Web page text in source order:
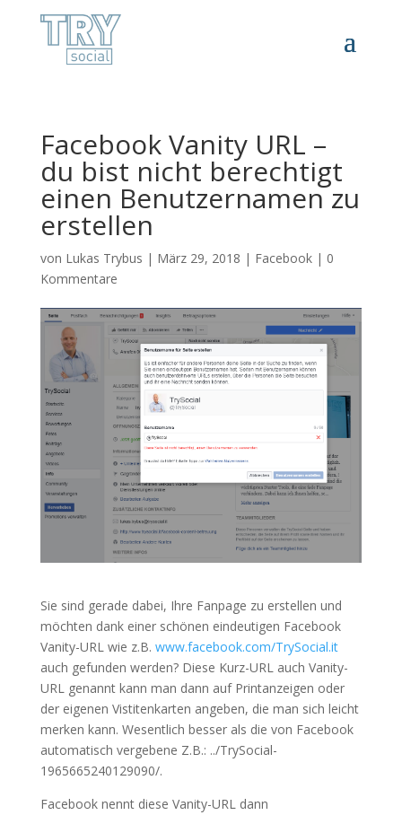
Facebook Vanity URL –
du bist nicht berechtigt
einen Benutzernamen zu
erstellen
von Lukas Trybus | März 29, 2018 | Facebook| 0
Kommentare
Sie sind gerade dabei, Ihre Fanpage zu erstellen und
möchten dank einer schönen eindeutigen Facebook
Vanity-URL wie z.B. www.facebook.com/TrySocial.it
auch gefunden werden? Diese Kurz-URL auch Vanity-
URL genannt kann man dann auf Printanzeigen oder
der eigenen Vistitenkarten angeben, die man sich leicht
merken kann. Wesentlich besser als die von Facebook
automatisch vergebene Z.B.: ../TrySocial-
1965665240129090/.
Facebook nennt diese Vanity-URL dann